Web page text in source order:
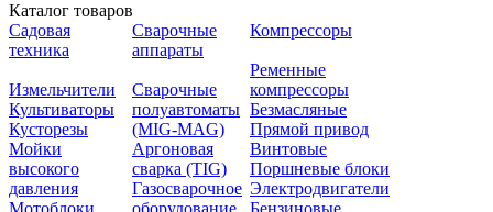
Каталог товаров
Садовая
техника
Измельчители
Культиваторы
Кусторезы
Мойки
высокого
давления
Сварочные
аппараты
Сварочные
полуавтоматы
(MIG-MAG)
Аргоновая
сварка (TIG)
Газосварочное
Компрессоры
Ременные
компрессоры
Безмасляные
Прямой привод
Винтовые
Поршневые блоки
Электродвигатели